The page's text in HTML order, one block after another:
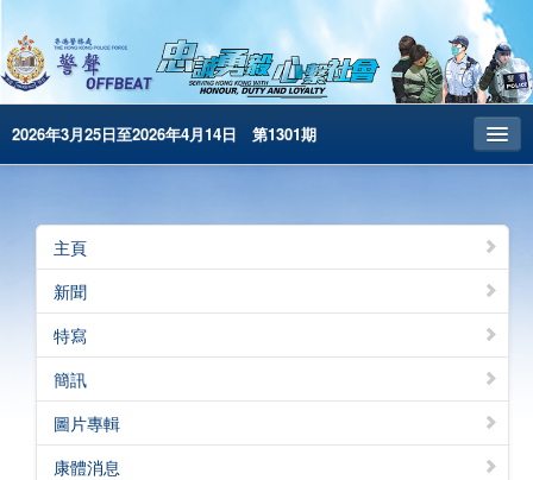
2026年3月25日至2026年4月14日 第1301期
昔日警聲
警務處主頁
简体版
English
電子書版
警聲特刊
主頁
新聞
特寫
簡訊
圖片專輯
康體消息